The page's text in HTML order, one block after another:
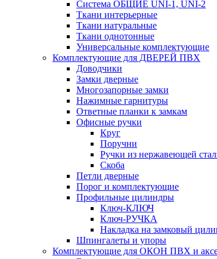
Система ОБЩИЕ UNI-1, UNI-2
Ткани интерьерные
Ткани натуральные
Ткани однотонные
Универсальные комплектующие
Комплектующие для ДВЕРЕЙ ПВХ
Доводчики
Замки дверные
Многозапорные замки
Нажимные гарнитуры
Ответные планки к замкам
Офисные ручки
Круг
Поручни
Ручки из нержавеющей
Скоба
Петли дверные
Порог и комплектующие
Профильные цилиндры
Ключ-КЛЮЧ
Ключ-РУЧКА
Накладка на замковый
Шпингалеты и упоры
Комплектующие для ОКОН ПВХ и